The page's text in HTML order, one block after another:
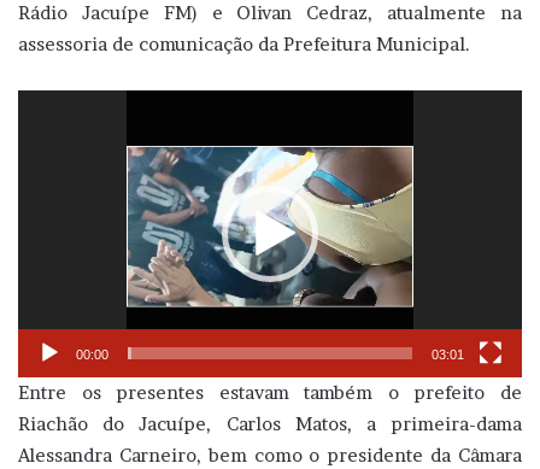
Rádio Jacuípe FM) e Olivan Cedraz, atualmente na
assessoria de comunicação da Prefeitura Municipal.
00:00 03:01
Entre os presentes estavam também o prefeito de
Riachão do Jacuípe, Carlos Matos, a primeira-dama
Alessandra Carneiro, bem como o presidente da Câmara